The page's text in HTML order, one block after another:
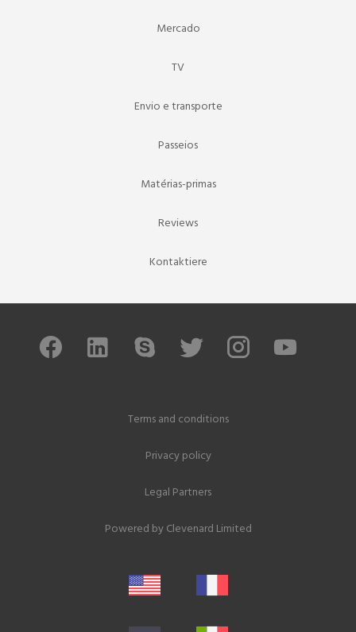
Mercado
TV
Envio e transporte
Passeios
Matérias-primas
Reviews
Kontaktiere
Terms and conditions
Privacy policy
Legal Partners
Powered byClevenard Limited